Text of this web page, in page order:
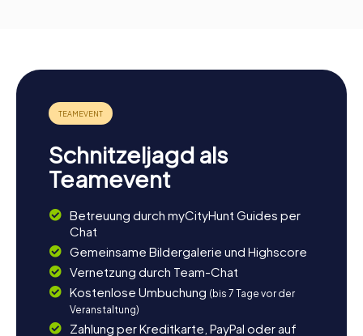
Schnitzeljagd als
Teamevent
Betreuung durch myCityHunt Guides per
Chat
Gemeinsame Bildergalerie und Highscore
Vernetzung durch Team-Chat
Kostenlose Umbuchung (bis 7 Tage vor der
Veranstaltung)
Zahlung per Kreditkarte, PayPal oder auf